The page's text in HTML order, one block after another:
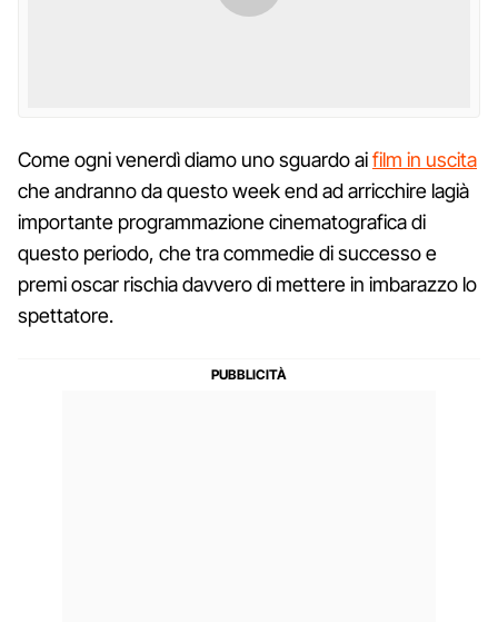
Come ogni venerdì diamo uno sguardo aifilm in uscita
che andranno da questo week end ad arricchire lagià
importante programmazione cinematografica di
questo periodo, che tra commedie di successo e
premi oscar rischia davvero di mettere in imbarazzo lo
spettatore.